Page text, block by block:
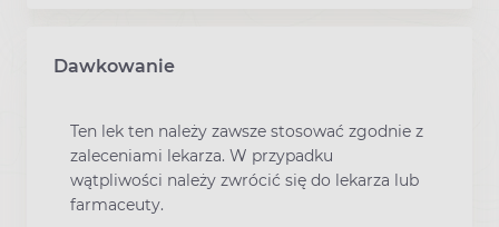
Dawkowanie
Ten lek ten należy zawsze stosować zgodnie z
zaleceniami lekarza. W przypadku
wątpliwości należy zwrócić się do lekarza lub
farmaceuty.